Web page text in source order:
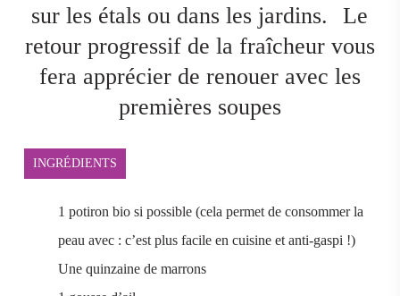
sur les étals ou dans les jardins.
Le
retour progressif de la fraîcheur vous
fera apprécier de renouer avec les
premières soupes
INGRÉDIENTS
1 potiron bio si possible (cela permet de consommer la
peau avec : c’est plus facile en cuisine et anti-gaspi !)
Une quinzaine de marrons